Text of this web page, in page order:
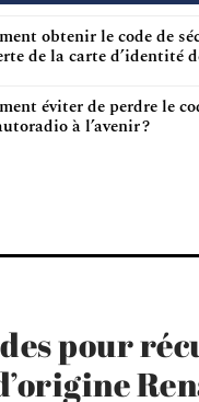
obtenir le code de
de la carte d’identité
éviter de perdre le
à l’avenir ?
pour